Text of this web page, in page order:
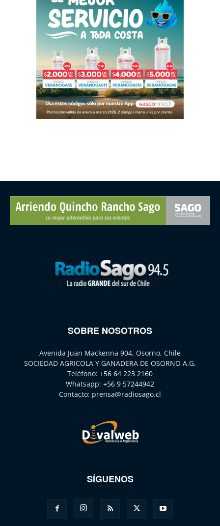
SOBRE NOSOTROS
Avenida Juan Mackenna 904, Osorno, Chile
SOCIEDAD AGRICOLA Y GANADERA DE OSORNO A.G.
Teléfono: +56 64 223 2160
Whatsapp: +56 9 57244942
Contacto: prensa@radiosago.cl
SÍGUENOS